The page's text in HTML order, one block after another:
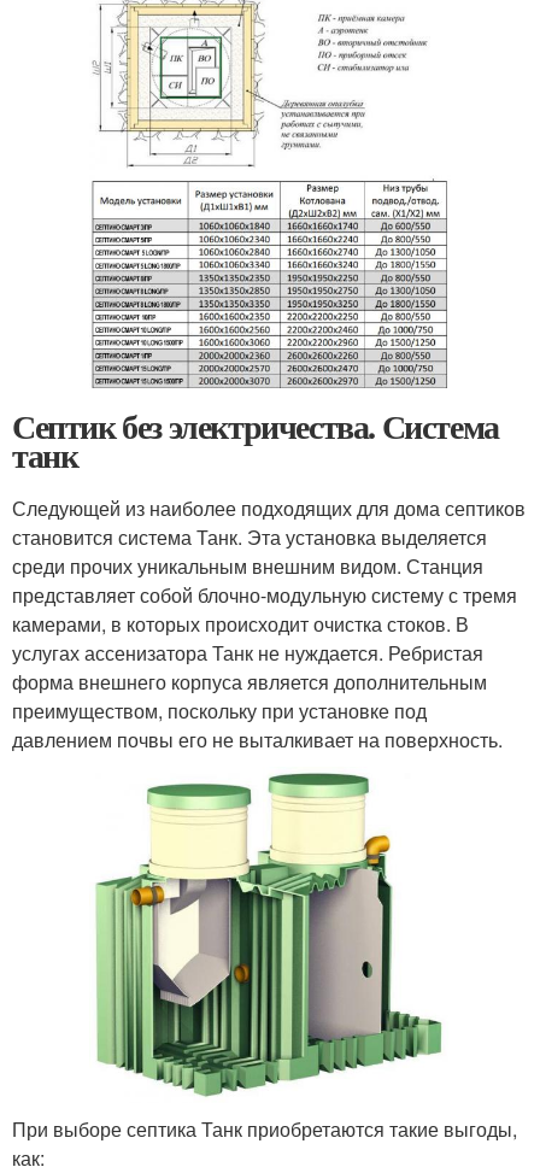
Септик без электричества. Система
танк
Следующей из наиболее подходящих для дома септиков
становится система Танк. Эта установка выделяется
среди прочих уникальным внешним видом. Станция
представляет собой блочно-модульную систему с тремя
камерами, в которых происходит очистка стоков. В
услугах ассенизатора Танк не нуждается. Ребристая
форма внешнего корпуса является дополнительным
преимуществом, поскольку при установке под
давлением почвы его не выталкивает на поверхность.
При выборе септика Танк приобретаются такие выгоды,
как: